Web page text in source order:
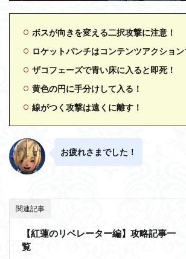
ボスが向きを変える二択攻撃に注意！
ロケットパンチはコンテンツアクション
ザコフェーズで青い床に入ると即死！
黄色の円に手分けして入る！
線がつく攻撃は遠くに離す！
お疲れさまでした！
関連記事
【紅蓮のリベレーター編】攻略記事一
覧